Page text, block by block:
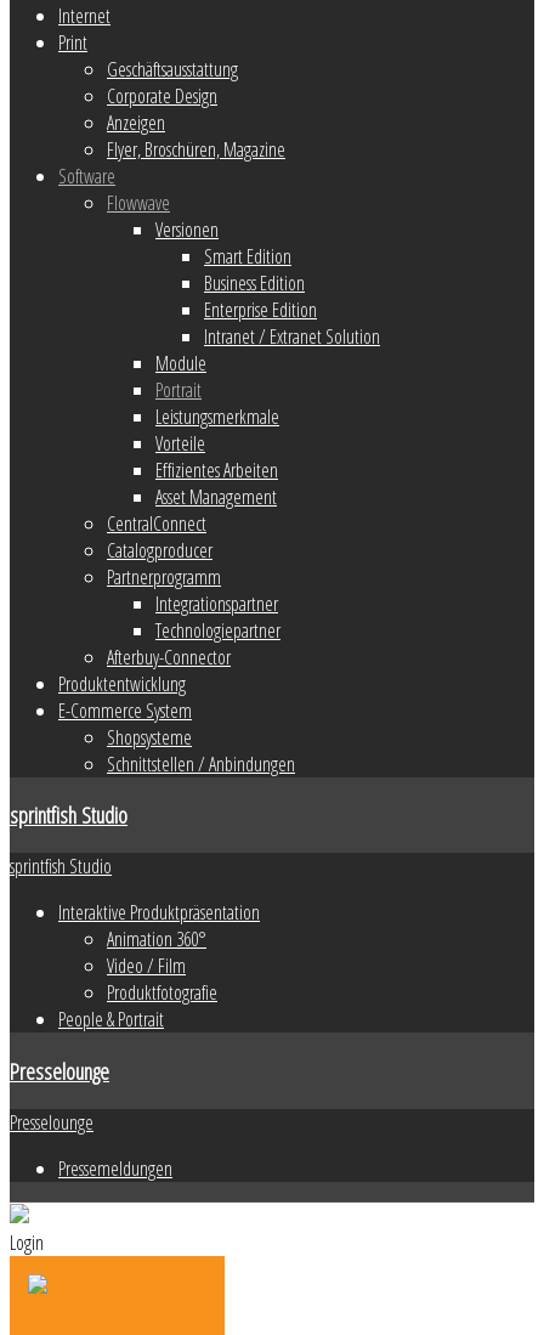
Internet
Print
Geschäftsausstattung
Corporate Design
Anzeigen
Flyer, Broschüren, Magazine
Software
Flowwave
Versionen
Smart Edition
Business Edition
Enterprise Edition
Intranet / Extranet Solution
Module
Portrait
Leistungsmerkmale
Vorteile
Effizientes Arbeiten
Asset Management
CentralConnect
Catalogproducer
Partnerprogramm
Integrationspartner
Technologiepartner
Afterbuy-Connector
Produktentwicklung
E-Commerce System
Shopsysteme
Schnittstellen / Anbindungen
sprintfish Studio
sprintfish Studio
Interaktive Produktpräsentation
Animation 360°
Video / Film
Produktfotografie
People & Portrait
Presselounge
Presselounge
Pressemeldungen
Login